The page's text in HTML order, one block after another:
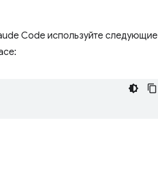
Code используйте следующие